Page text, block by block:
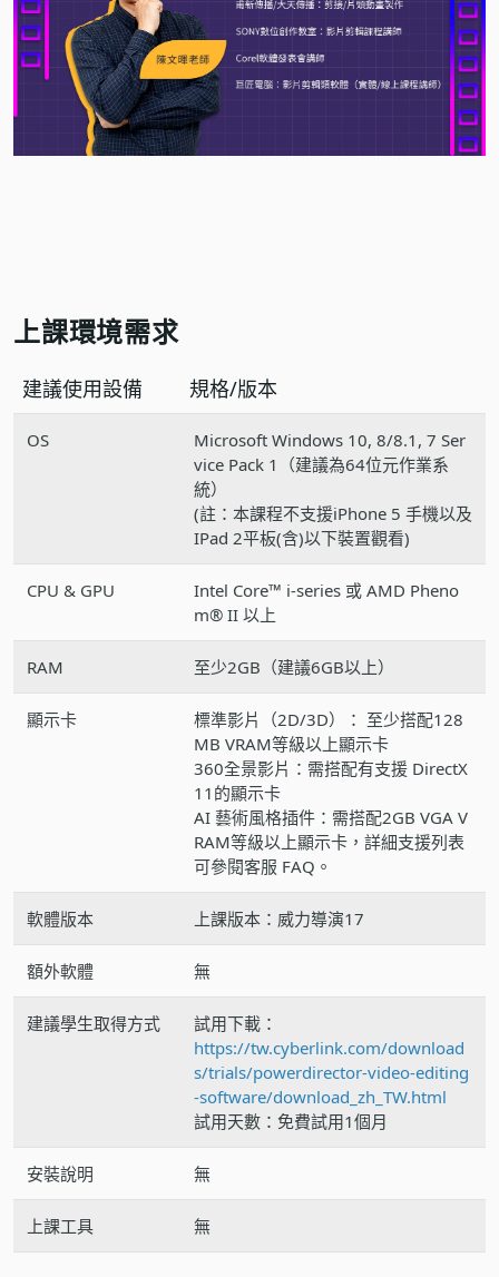
上課環境需求
建議使用設備 規格/版本
OS
Microsoft Windows 10, 8/8.1, 7 Ser
vice Pack 1（建議為64位元作業系
統）
(註：本課程不支援iPhone 5 手機以及
IPad 2平板(含)以下裝置觀看)
CPU & GPU
Intel Core™ i-series 或 AMD Pheno
m® II 以上
RAM 至少2GB（建議6GB以上）
顯示卡
標準影片（2D/3D）： 至少搭配128
MB VRAM等級以上顯示卡
360全景影片：需搭配有支援 DirectX
11的顯示卡
AI 藝術風格插件：需搭配2GB VGA V
RAM等級以上顯示卡，詳細支援列表
可參閱客服 FAQ。
軟體版本 上課版本：威力導演17
額外軟體 無
建議學生取得方式
試用下載：
https://tw.cyberlink.com/download
s/trials/powerdirector-video-editing
-software/download_zh_TW.html
試用天數：免費試用1個月
安裝說明 無
上課工具 無